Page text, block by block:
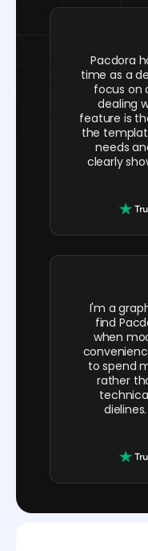
Pacdora
time as a
focus on
dealing
feature is
the
needs
clearly
I'm a
find
when
to spend
rather